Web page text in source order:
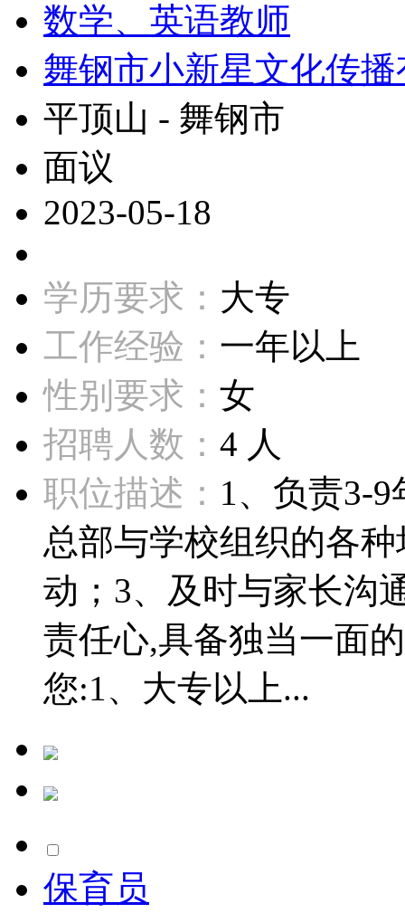
数学、英语教师
舞钢市小新星文化传
平顶山 - 舞钢市
面议
2023-05-18
学历要求： 大专
工作经验： 一年以上
性别要求： 女
招聘人数： 4 人
职位描述： 1、负责3-
总部与学校组织的各
动；3、及时与家长沟
责任心,具备独当一面
您:1、大专以上...
保育员